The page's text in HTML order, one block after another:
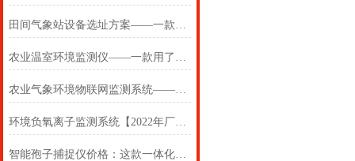
田间气象站设备选址方案——一款敞敞亮亮的农田小气候观测系统
农业温室环境监测仪——一款用了都说好的农田小气候观测系统
农业气象环境物联网监测系统——一款非常奈斯的农田小气候观测系统
环境负氧离子监测系统【2022年厂家新报价】#寒潮快讯
智能孢子捕捉仪价格：这款一体化智能设备，让作物病害防治变先知